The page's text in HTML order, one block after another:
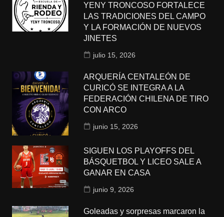
YENY TRONCOSO FORTALECE
LAS TRADICIONES DEL CAMPO
Y LA FORMACIÓN DE NUEVOS
JINETES
julio 15, 2026
ARQUERÍA CENTALEÓN DE
CURICÓ SE INTEGRA A LA
FEDERACIÓN CHILENA DE TIRO
CON ARCO
junio 15, 2026
SIGUEN LOS PLAYOFFS DEL
BÁSQUETBOL Y LICEO SALE A
GANAR EN CASA
junio 9, 2026
Goleadas y sorpresas marcaron la